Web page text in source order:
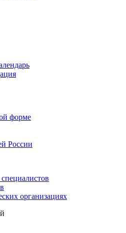
форме
России
организациях